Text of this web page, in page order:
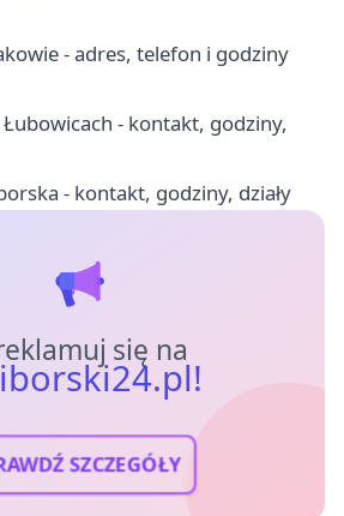
- adres, telefon i godziny
- kontakt, godziny,
- kontakt, godziny, działy
się na
SZCZEGÓŁY